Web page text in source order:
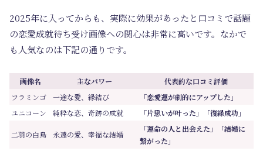
2025年に入ってからも、実際に効果があったと口コミで話題
の恋愛成就待ち受け画像への関心は非常に高いです。なかで
も人気なのは下記の通りです。
画像名 主なパワー
代表的な口コミ評価
フラミンゴ
一途な愛、縁結び
「恋愛運が劇的にアップした」
ユニコーン
純粋な恋、奇跡の成就 「片思いが叶った」「復縁成功」
二羽の白鳥 永遠の愛、幸福な結婚
「運命の人と出会えた」「結婚に
繋がった」